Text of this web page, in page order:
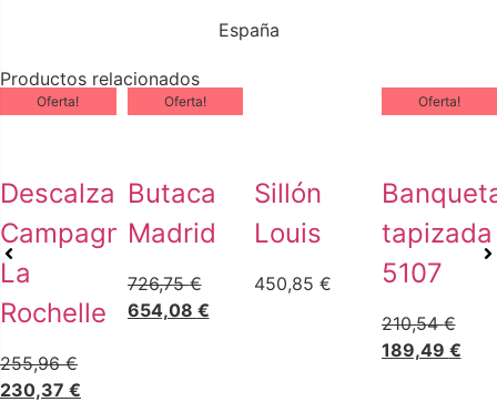
España
Productos relacionados
Oferta!
Descalzadora
Campagne
La
Rochelle
255,96€
230,37 €
Oferta!
Butaca
Madrid
726,75€
654,08 €
Sillón
Louis
450,85 €
Oferta!
tapizada
5107
210,54€
189,49 €